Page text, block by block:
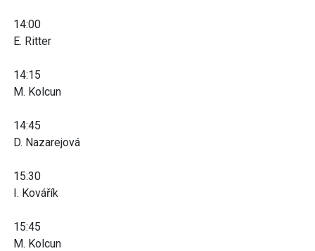
14:00
E. Ritter
14:15
M. Kolcun
14:45
D. Nazarejová
15:30
I. Kovářík
15:45
M. Kolcun